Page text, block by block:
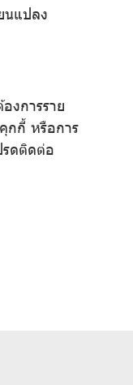
นแปลง
งการราย
กกี้ หรือการ
ดติดต่อ